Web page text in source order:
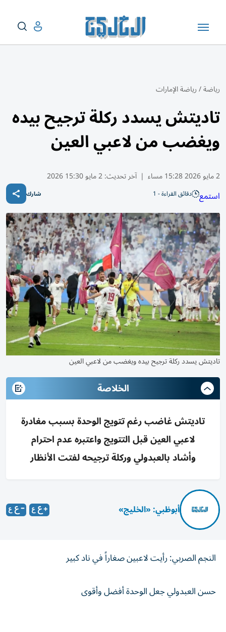
رياضة/رياضة الإمارات
تاديتش يسدد ركلة ترجيح بيده
ويغضب من لاعبي العين
2 مايو 2026 15:28 مساء | آخر تحديث:2 مايو 15:30 2026
استمع دقائق القراءة - 1 شارك
تاديتش يسدد ركلة ترجيح بيده ويغضب من لاعبي العين
الخلاصة
تاديتش غاضب رغم تتويج الوحدة بسبب مغادرة
لاعبي العين قبل التتويج واعتبره عدم احترام
وأشاد بالعبدولي وركلة ترجيحه لفتت الأنظار
أبوظبي: «الخليج»
النجم الصربي: رأيت لاعبين صغاراً في ناد كبير
حسن العبدولي جعل الوحدة أفضل وأقوى